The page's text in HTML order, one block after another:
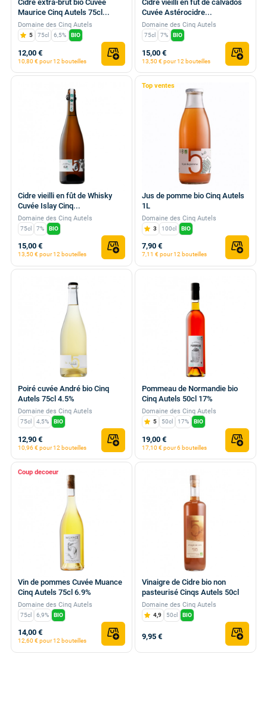
Cidre extra-brut bio Cuvée
Maurice Cinq Autels 75cl...
Domaine des Cinq Autels
5 75cl 6,5% BIO
12,00 €
10,80 € pour 12 bouteilles
Cidre vieilli en fût de calvados
Cuvée Astérocidre...
Domaine des Cinq Autels
75cl 7% BIO
15,00 €
13,50 € pour 12 bouteilles
Cidre vieilli en fût de Whisky
Cuvée Islay Cinq...
Domaine des Cinq Autels
75cl 7% BIO
15,00 €
13,50 € pour 12 bouteilles
Top ventes
Jus de pomme bio Cinq Autels
1L
Domaine des Cinq Autels
3 100cl BIO
7,90 €
7,11 € pour 12 bouteilles
Poiré cuvée André bio Cinq
Autels 75cl 4.5%
Domaine des Cinq Autels
75cl 4,5% BIO
12,90 €
10,96 € pour 12 bouteilles
Pommeau de Normandie bio
Cinq Autels 50cl 17%
Domaine des Cinq Autels
5 50cl 17% BIO
19,00 €
17,10 € pour 6 bouteilles
Coup de
Vin de pommes Cuvée Muance
Cinq Autels 75cl 6.9%
Domaine des Cinq Autels
75cl 6,9% BIO
14,00 €
12,60 € pour 12 bouteilles
Vinaigre de Cidre bio non
pasteurisé Cinqs Autels 50cl
Domaine des Cinq Autels
4,9 50cl BIO
9,95 €